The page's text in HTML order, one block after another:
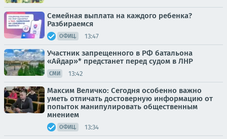
Семейная выплата на каждого ребенка?
Разбираемся
ОФИЦ. 13:47
Участник запрещенного в РФ батальона
«Айдар»* предстанет перед судом в ЛНР
СМИ 13:42
Максим Величко: Сегодня особенно важно
уметь отличать достоверную информацию от
попыток манипулировать общественным
мнением
ОФИЦ. 13:34